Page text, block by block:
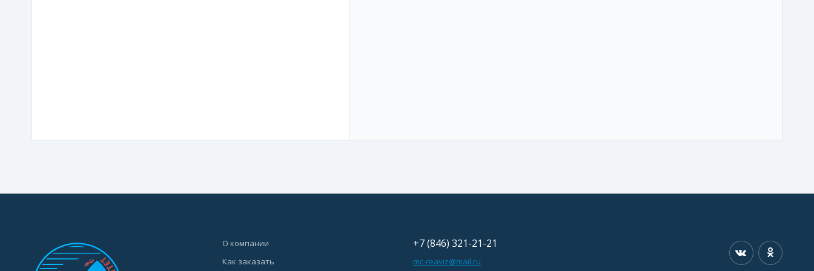
О компании
Как заказать
+7 (846) 321-21-21
mc-reaviz@mail.ru